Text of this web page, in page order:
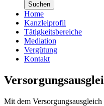
Home
Kanzleiprofil
Tätigkeitsbereiche
Mediation
Vergütung
Kontakt
Mit dem